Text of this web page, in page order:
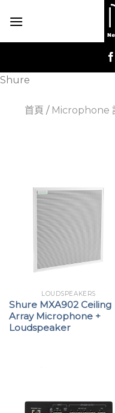
Shure
首頁 / Microphone
LOUDSPEAKERS
Shure MXA902 Ceiling
Array Microphone +
Loudspeaker